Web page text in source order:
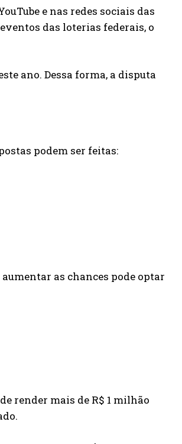
e nas redes sociais das
das loterias federais, o
ano. Dessa forma, a disputa
podem ser feitas:
as chances pode optar
render mais de R$ 1 milhão